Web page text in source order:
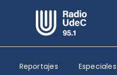
Escuchar Radio UdeC en vivo
Quiénes Somos
Reportajes Especiales